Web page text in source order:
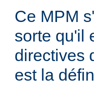
Ce MPM
sorte qu'il
directives
est la